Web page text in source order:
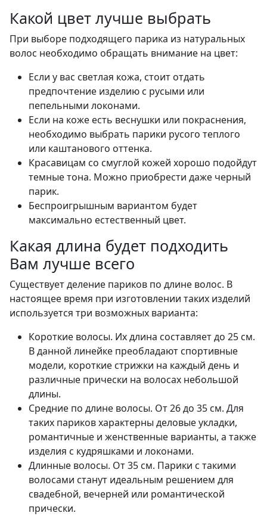
Какой цвет лучше выбрать
При выборе подходящего парика из натуральных
волос необходимо обращать внимание на цвет:
Если у вас светлая кожа, стоит отдать
предпочтение изделию с русыми или
пепельными локонами.
Если на коже есть веснушки или покраснения,
необходимо выбрать парики русого теплого
или каштанового оттенка.
Красавицам со смуглой кожей хорошо подойдут
темные тона. Можно приобрести даже черный
парик.
Беспроигрышным вариантом будет
максимально естественный цвет.
Какая длина будет подходить
Вам лучше всего
Существует деление париков по длине волос. В
настоящее время при изготовлении таких изделий
используется три возможных варианта:
Короткие волосы. Их длина составляет до 25 см.
В данной линейке преобладают спортивные
модели, короткие стрижки на каждый день и
различные прически на волосах небольшой
длины.
Средние по длине волосы. От 26 до 35 см. Для
таких париков характерны деловые укладки,
романтичные и женственные варианты, а также
изделия с кудряшками и локонами.
Длинные волосы. От 35 см. Парики с такими
волосами станут идеальным решением для
свадебной, вечерней или романтической
прически.